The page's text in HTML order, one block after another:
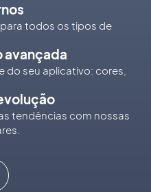
todos os tipos de
avançada
do seu aplicativo: cores,
tendências com nossas